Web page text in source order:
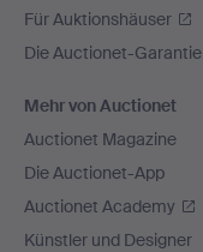
Für Auktionshäuser
Die Auctionet-Garantie
Mehr von Auctionet
Auctionet Magazine
Die Auctionet-App
Auctionet Academy
Künstler und Designer